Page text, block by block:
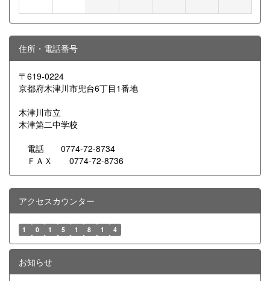
住所・電話番号
〒619-0224
京都府木津川市兜台6丁目1番地
木津川市立
木津第二中学校
電話 0774-72-8734
ＦＡＸ 0774-72-8736
アクセスカウンター
1 0 1 5 1 8 1 4
お知らせ